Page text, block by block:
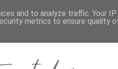
and to analyze traffic. Your
metrics to ensure quality